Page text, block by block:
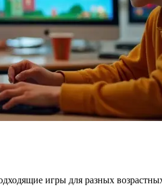
игры для разных